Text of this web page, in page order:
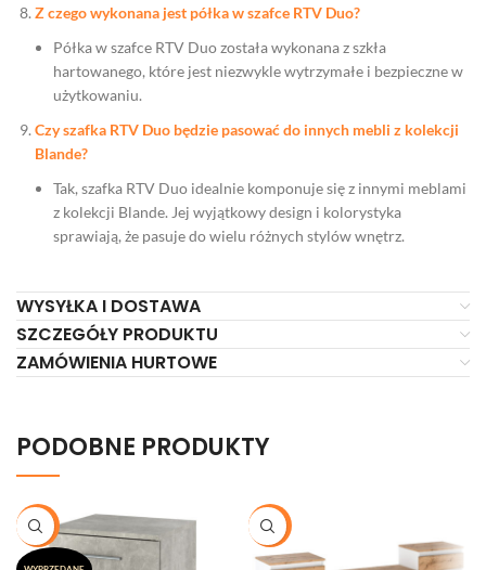
Z czego wykonana jest półka w szafce RTV Duo?
Półka w szafce RTV Duo została wykonana z szkła
hartowanego, które jest niezwykle wytrzymałe i bezpieczne w
użytkowaniu.
Czy szafka RTV Duo będzie pasować do innych mebli z kolekcji
Blande?
Tak, szafka RTV Duo idealnie komponuje się z innymi meblami
z kolekcji Blande. Jej wyjątkowy design i kolorystyka
sprawiają, że pasuje do wielu różnych stylów wnętrz.
WYSYŁKA I DOSTAWA
SZCZEGÓŁY PRODUKTU
ZAMÓWIENIA HURTOWE
PODOBNE PRODUKTY
-20% -20%